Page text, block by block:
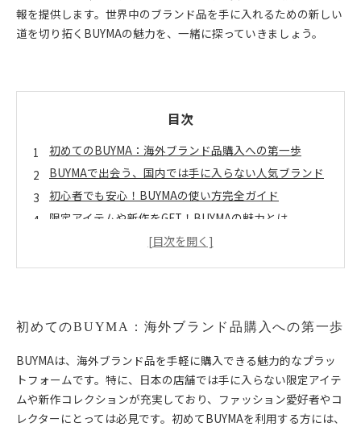
報を提供します。世界中のブランド品を手に入れるための新しい
道を切り拓くBUYMAの魅力を、一緒に探っていきましょう。
目次
初めてのBUYMA：海外ブランド品購入への第一歩
BUYMAで出会う、国内では手に入らない人気ブランド
初心者でも安心！BUYMAの使い方完全ガイド
限定アイテムや新作をGET！BUYMAの魅力とは
ファッション愛好家必見！BUYMAで見つけたお気に入
あなたのスタイルをアップデート！BUYMAで手に入れ
初めてのBUYMA：海外ブランド品購入への第一歩
BUYMAは、海外ブランド品を手軽に購入できる魅力的なプラッ
トフォームです。特に、日本の店舗では手に入らない限定アイテ
ムや新作コレクションが充実しており、ファッション愛好者やコ
レクターにとっては必見です。初めてBUYMAを利用する方には、